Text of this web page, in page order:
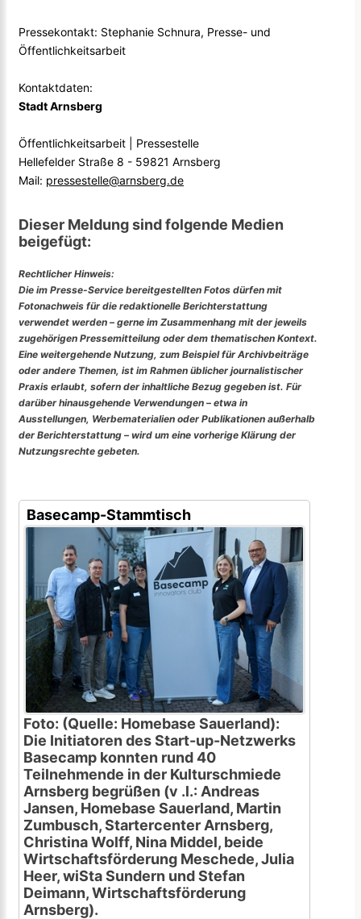
Pressekontakt: Stephanie Schnura, Presse- und
Öffentlichkeitsarbeit
Kontaktdaten:
Stadt Arnsberg
Öffentlichkeitsarbeit | Pressestelle
Hellefelder Straße 8 - 59821 Arnsberg
Mail: pressestelle@arnsberg.de
Dieser Meldung sind folgende Medien
beigefügt:
Rechtlicher Hinweis:
Die im Presse-Service bereitgestellten Fotos dürfen mit
Fotonachweis für die redaktionelle Berichterstattung
verwendet werden – gerne im Zusammenhang mit der jeweils
zugehörigen Pressemitteilung oder dem thematischen Kontext.
Eine weitergehende Nutzung, zum Beispiel für Archivbeiträge
oder andere Themen, ist im Rahmen üblicher journalistischer
Praxis erlaubt, sofern der inhaltliche Bezug gegeben ist. Für
darüber hinausgehende Verwendungen – etwa in
Ausstellungen, Werbematerialien oder Publikationen außerhalb
der Berichterstattung – wird um eine vorherige Klärung der
Nutzungsrechte gebeten.
Basecamp-Stammtisch
Foto: (Quelle: Homebase Sauerland):
Die Initiatoren des Start-up-Netzwerks
Basecamp konnten rund 40
Teilnehmende in der Kulturschmiede
Arnsberg begrüßen (v .l.: Andreas
Jansen, Homebase Sauerland, Martin
Zumbusch, Startercenter Arnsberg,
Christina Wolff, Nina Middel, beide
Wirtschaftsförderung Meschede, Julia
Heer, wiSta Sundern und Stefan
Deimann, Wirtschaftsförderung
Arnsberg).